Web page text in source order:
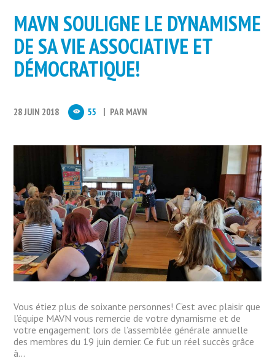
MAVN SOULIGNE LE DYNAMISME
DE SA VIE ASSOCIATIVE ET
DÉMOCRATIQUE!
28 JUIN 2018 55 PAR MAVN
Vous étiez plus de soixante personnes! C’est avec plaisir que
l’équipe MAVN vous remercie de votre dynamisme et de
votre engagement lors de l’assemblée générale annuelle
des membres du 19 juin dernier. Ce fut un réel succès grâce
à...